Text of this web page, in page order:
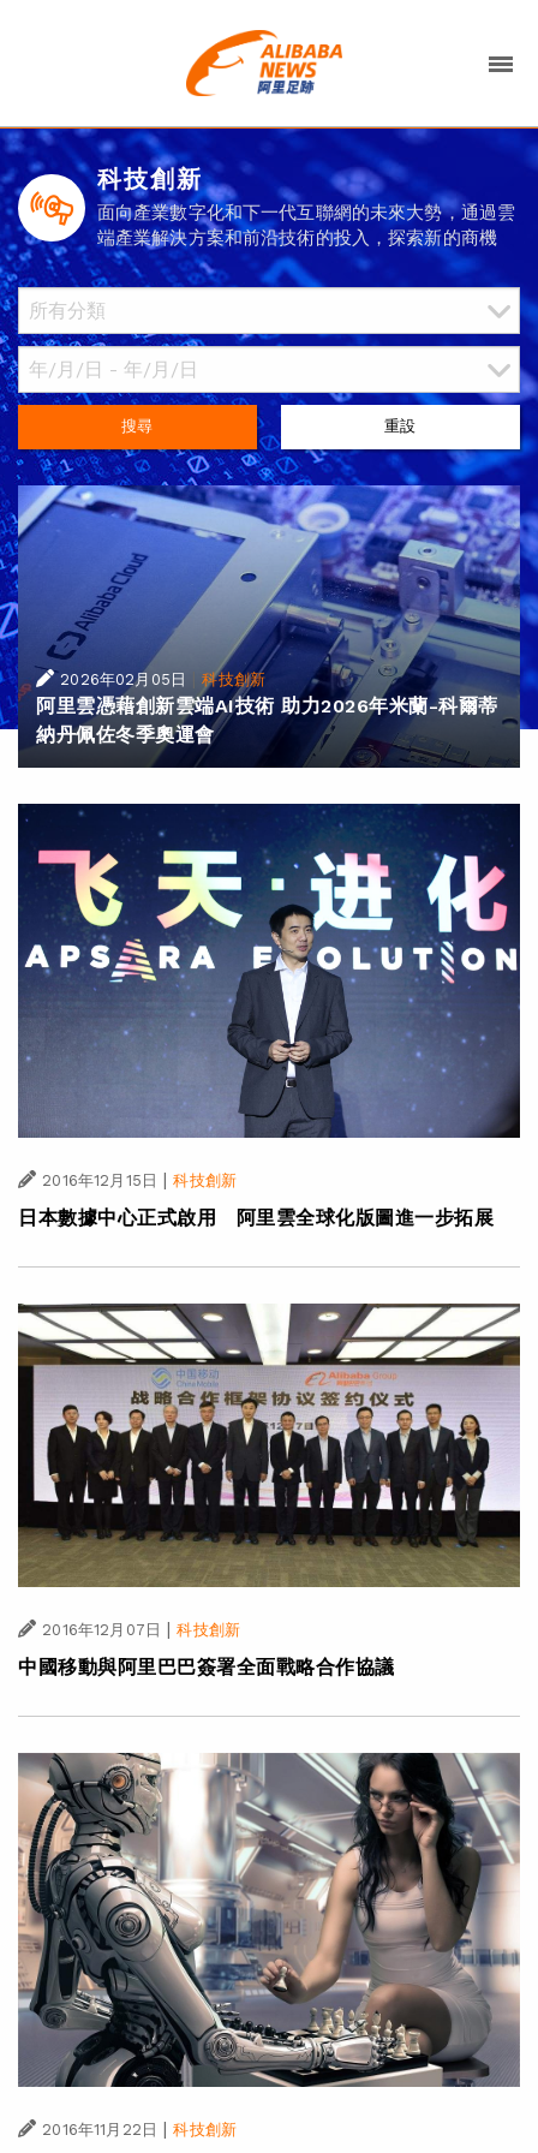
科技創新
面向產業數字化和下一代互聯網的未來大勢，通過雲
端產業解決方案和前沿技術的投入，探索新的商機
搜尋 重設
2026年02月05日 |科技創新
阿里雲憑藉創新雲端AI技術 助力2026年米蘭-科爾蒂
納丹佩佐冬季奧運會
2016年12月15日 科技創新
日本數據中心正式啟用 阿里雲全球化版圖進一步拓展
2016年12月07日 | 科技創新
中國移動與阿里巴巴簽署全面戰略合作協議
2016年11月22日 | 科技創新